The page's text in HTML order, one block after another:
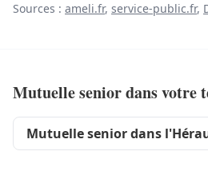
Sources : ameli.fr, service-public.fr,
Mutuelle senior dans votre
Mutuelle senior dans